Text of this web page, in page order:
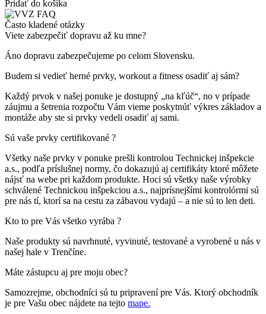
Pridať do košíka
Často kladené otázky
Viete zabezpečiť dopravu až ku mne?
Áno dopravu zabezpečujeme po celom Slovensku.
Budem si vedieť herné prvky, workout a fitness osadiť aj sám?
Každý prvok v našej ponuke je dostupný „na kľúč“, no v prípade
záujmu a šetrenia rozpočtu Vám vieme poskytnúť výkres základov a
montáže aby ste si prvky vedeli osadiť aj sami.
Sú vaše prvky certifikované ?
Všetky naše prvky v ponuke prešli kontrolou Technickej inšpekcie
a.s., podľa príslušnej normy, čo dokazujú aj certifikáty ktoré môžete
nájsť na webe pri každom produkte. Hoci sú všetky naše výrobky
schválené Technickou inšpekciou a.s., najprísnejšími kontrolórmi sú
pre nás tí, ktorí sa na cestu za zábavou vydajú – a nie sú to len deti.
Kto to pre Vás všetko vyrába ?
Naše produkty sú navrhnuté, vyvinuté, testované a vyrobené u nás v
našej hale v Trenčíne.
Máte zástupcu aj pre moju obec?
Samozrejme, obchodníci sú tu pripravení pre Vás. Ktorý obchodník
je pre Vašu obec nájdete na tejto mape.